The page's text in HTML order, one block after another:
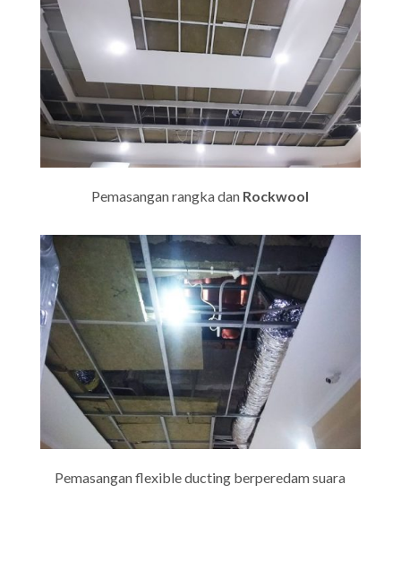
Pemasangan rangka dan Rockwool
Pemasangan flexible ducting berperedam suara